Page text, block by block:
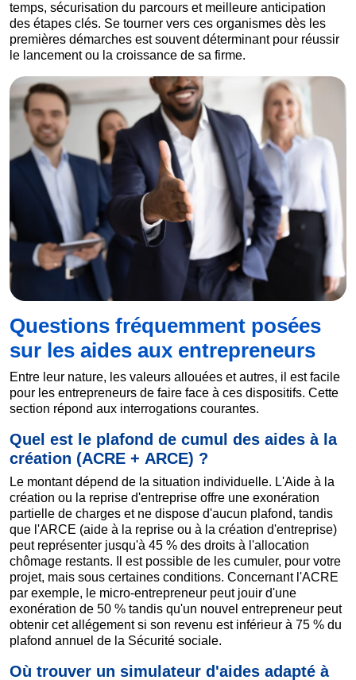
temps, sécurisation du parcours et meilleure anticipation
des étapes clés. Se tourner vers ces organismes dès les
premières démarches est souvent déterminant pour réussir
le lancement ou la croissance de sa firme.
Questions fréquemment posées
sur les aides aux entrepreneurs
Entre leur nature, les valeurs allouées et autres, il est facile
pour les entrepreneurs de faire face à ces dispositifs. Cette
section répond aux interrogations courantes.
Quel est le plafond de cumul des aides à la
création (ACRE + ARCE) ?
Le montant dépend de la situation individuelle. L'Aide à la
création ou la reprise d'entreprise offre une exonération
partielle de charges et ne dispose d'aucun plafond, tandis
que l'ARCE (aide à la reprise ou à la création d'entreprise)
peut représenter jusqu'à 45 % des droits à l'allocation
chômage restants. Il est possible de les cumuler, pour votre
projet, mais sous certaines conditions. Concernant l'ACRE
par exemple, le micro-entrepreneur peut jouir d'une
exonération de 50 % tandis qu'un nouvel entrepreneur peut
obtenir cet allégement si son revenu est inférieur à 75 % du
plafond annuel de la Sécurité sociale.
Où trouver un simulateur d'aides adapté à